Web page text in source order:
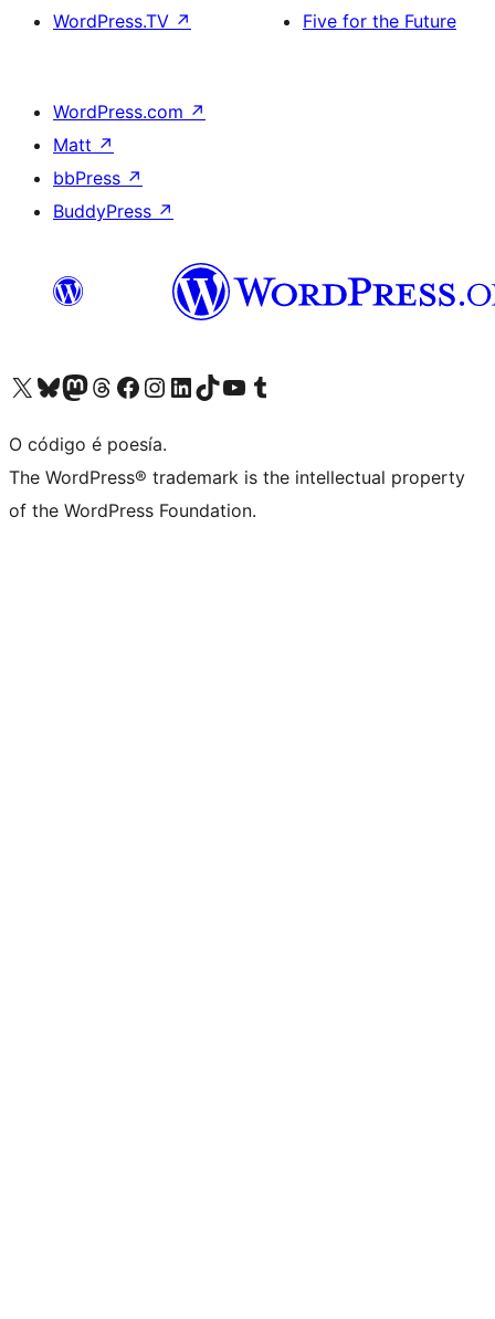
WordPress.TV ↗
Five for the Future
WordPress.com ↗
Matt ↗
bbPress ↗
BuddyPress ↗
Visita la cuenta de X (anteriormente Twitter)
Visita a nosa conta de Bluesky
Visita a nosa conta de Mastodon
Visita a nosa conta de Threads
Visita a nosa páxina de Facebook
Visita a nosa conta de Instagram
Visita a nosa conta de LinkedIn
Visita a nosa conta de TikTok
Visita a nosa canle de YouTube
Visita a nosa conta de Tumblr
O código é poesía.
The WordPress® trademark is the intellectual property
of the WordPress Foundation.